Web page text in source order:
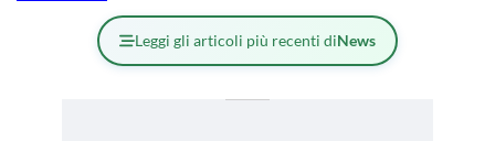
Leggi gli articoli più recenti diNews